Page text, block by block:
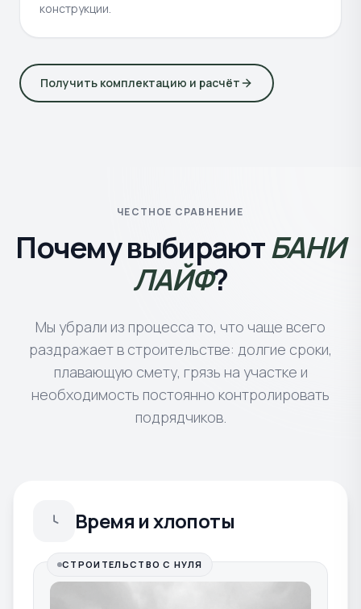
конструкции.
Получить комплектацию и расчёт
ЧЕСТНОЕ СРАВНЕНИЕ
Почему выбираютБАНИ
ЛАЙФ?
Мы убрали из процесса то, что чаще всего
раздражает в строительстве: долгие сроки,
плавающую смету, грязь на участке и
необходимость постоянно контролировать
подрядчиков.
Время и хлопоты
СТРОИТЕЛЬСТВО С НУЛЯ